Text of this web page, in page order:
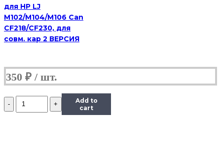
для HP LJ
M102/M104/M106 Can
CF218/CF230, для
совм. кар 2 ВЕРСИЯ
350 ₽
Количество
Дозирующее
Add to
cart